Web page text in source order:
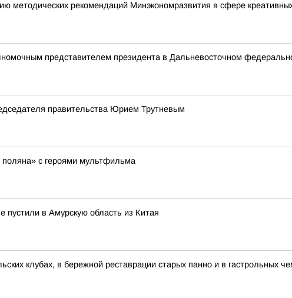
методических рекомендаций Минэкономразвития в сфере
представителем президента в Дальневосточном
правительства Юрием Трутневым
поляна» с героями мультфильма
в Амурскую область из Китая
клубах, в бережной реставрации старых панно и в гастрольных